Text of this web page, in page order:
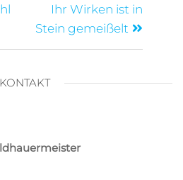
Ihr Wirken ist in
Stein gemeißelt
KONTAKT